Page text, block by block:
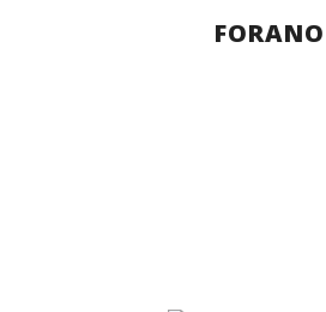
FORANO